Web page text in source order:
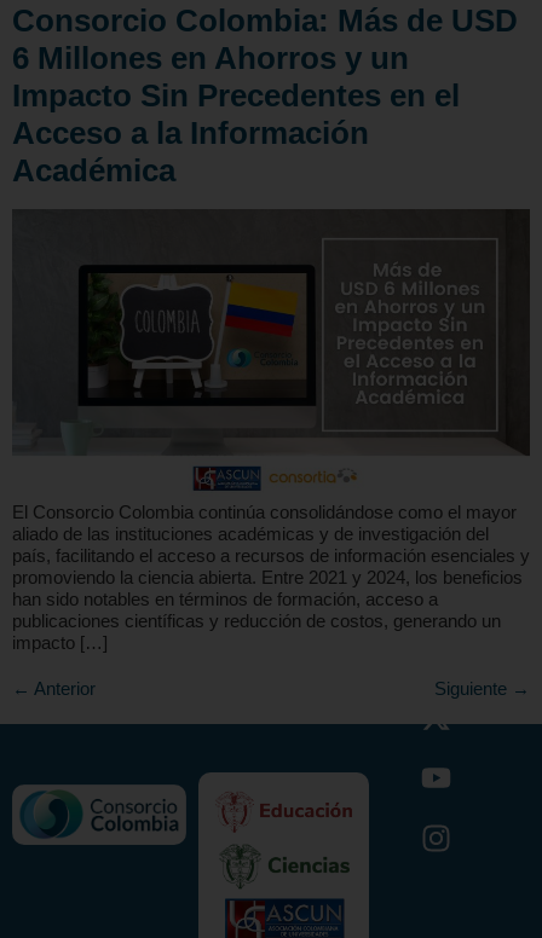
Consorcio Colombia: Más de USD
6 Millones en Ahorros y un
Impacto Sin Precedentes en el
Acceso a la Información
Académica
El Consorcio Colombia continúa consolidándose como el mayor
aliado de las instituciones académicas y de investigación del
país, facilitando el acceso a recursos de información esenciales y
promoviendo la ciencia abierta. Entre 2021 y 2024, los beneficios
han sido notables en términos de formación, acceso a
publicaciones científicas y reducción de costos, generando un
impacto […]
← Anterior Siguiente →